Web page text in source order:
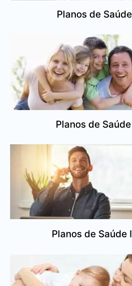
Planos de
Planos de
Planos de Saúde